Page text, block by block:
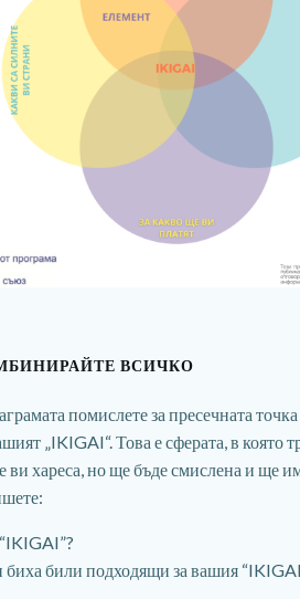
ВСИЧКО
помислете за пресечната
„IKIGAI“. Това е сферата, в която
ви хареса, но ще бъде смислена и ще
били подходящи за вашия